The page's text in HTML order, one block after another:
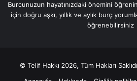
Burcunuzun hayatınızdaki önemini
için doğru aşkı, yıllık ve aylık burç
öğrenebilirsiniz
© Telif Hakkı 2026, Tüm Hakları